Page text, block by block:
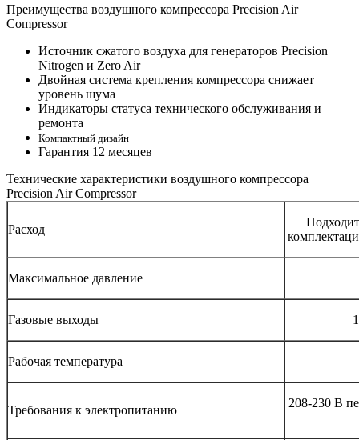
Преимущества воздушного компрессора Precision Air
Compressor
Источник сжатого воздуха для генераторов Precision
Nitrogen и Zero Air
Двойная система крепления компрессора снижает
уровень шума
Индикаторы статуса технического обслуживания и
ремонта
Компактный дизайн
Гарантия 12 месяцев
Технические характеристики воздушного компрессора
Precision Air Compressor
Расход
Максимальное давление
Газовые выходы
Рабочая температура
Требования к электропитанию
208-230 В